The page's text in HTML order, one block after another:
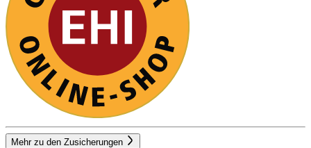
Mehr zu den Zusicherungen